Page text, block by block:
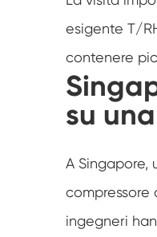
esigente T/
contenere
su
A Singapore,
compressore
ingegneri